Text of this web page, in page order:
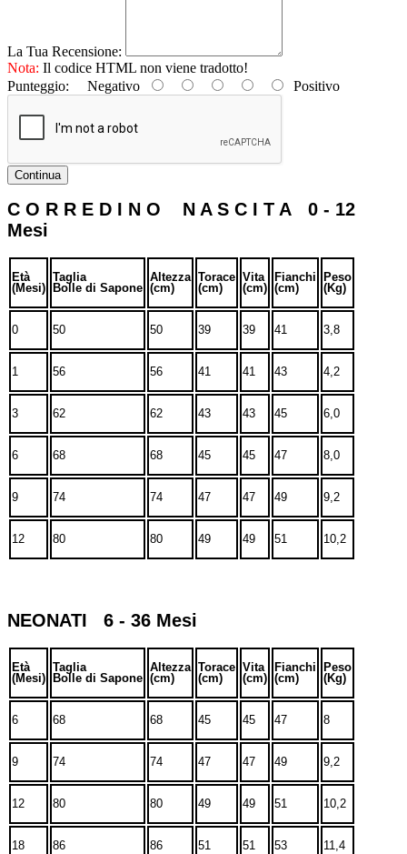
La Tua Recensione:
Nota: Il codice HTML non viene tradotto!
Punteggio: Negativo Positivo
Continua
C O R R E D I N O N A S C I T A 0 - 12
Mesi
Età
(Mesi)
Taglia
Bolle di Sapone
Altezza
(cm)
Torace
(cm)
Vita
(cm)
Fianchi
(cm)
Peso
(Kg)
0 50 50 39 39 41 3,8
1 56 56 41 41 43 4,2
3 62 62 43 43 45 6,0
6 68 68 45 45 47 8,0
9 74 74 47 47 49 9,2
12 80 80 49 49 51 10,2
NEONATI 6 - 36 Mesi
Età
(Mesi)
Taglia
Bolle di Sapone
Altezza
(cm)
Torace
(cm)
Vita
(cm)
Fianchi
(cm)
Peso
(Kg)
6 68 68 45 45 47 8
9 74 74 47 47 49 9,2
12 80 80 49 49 51 10,2
18 86 86 51 51 53 11,4